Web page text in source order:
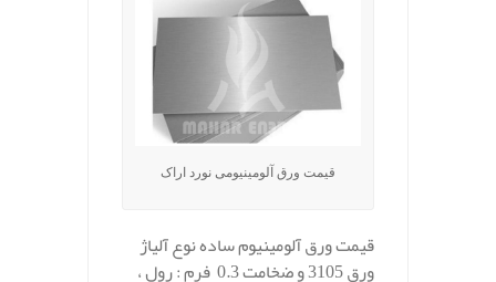
قیمت ورق آلومینیومی نورد اراک
قیمت ورق آلومینیوم ساده نوع آلیاژ
ورق 3105 و ضخامت 0.3 فرم : رول ،